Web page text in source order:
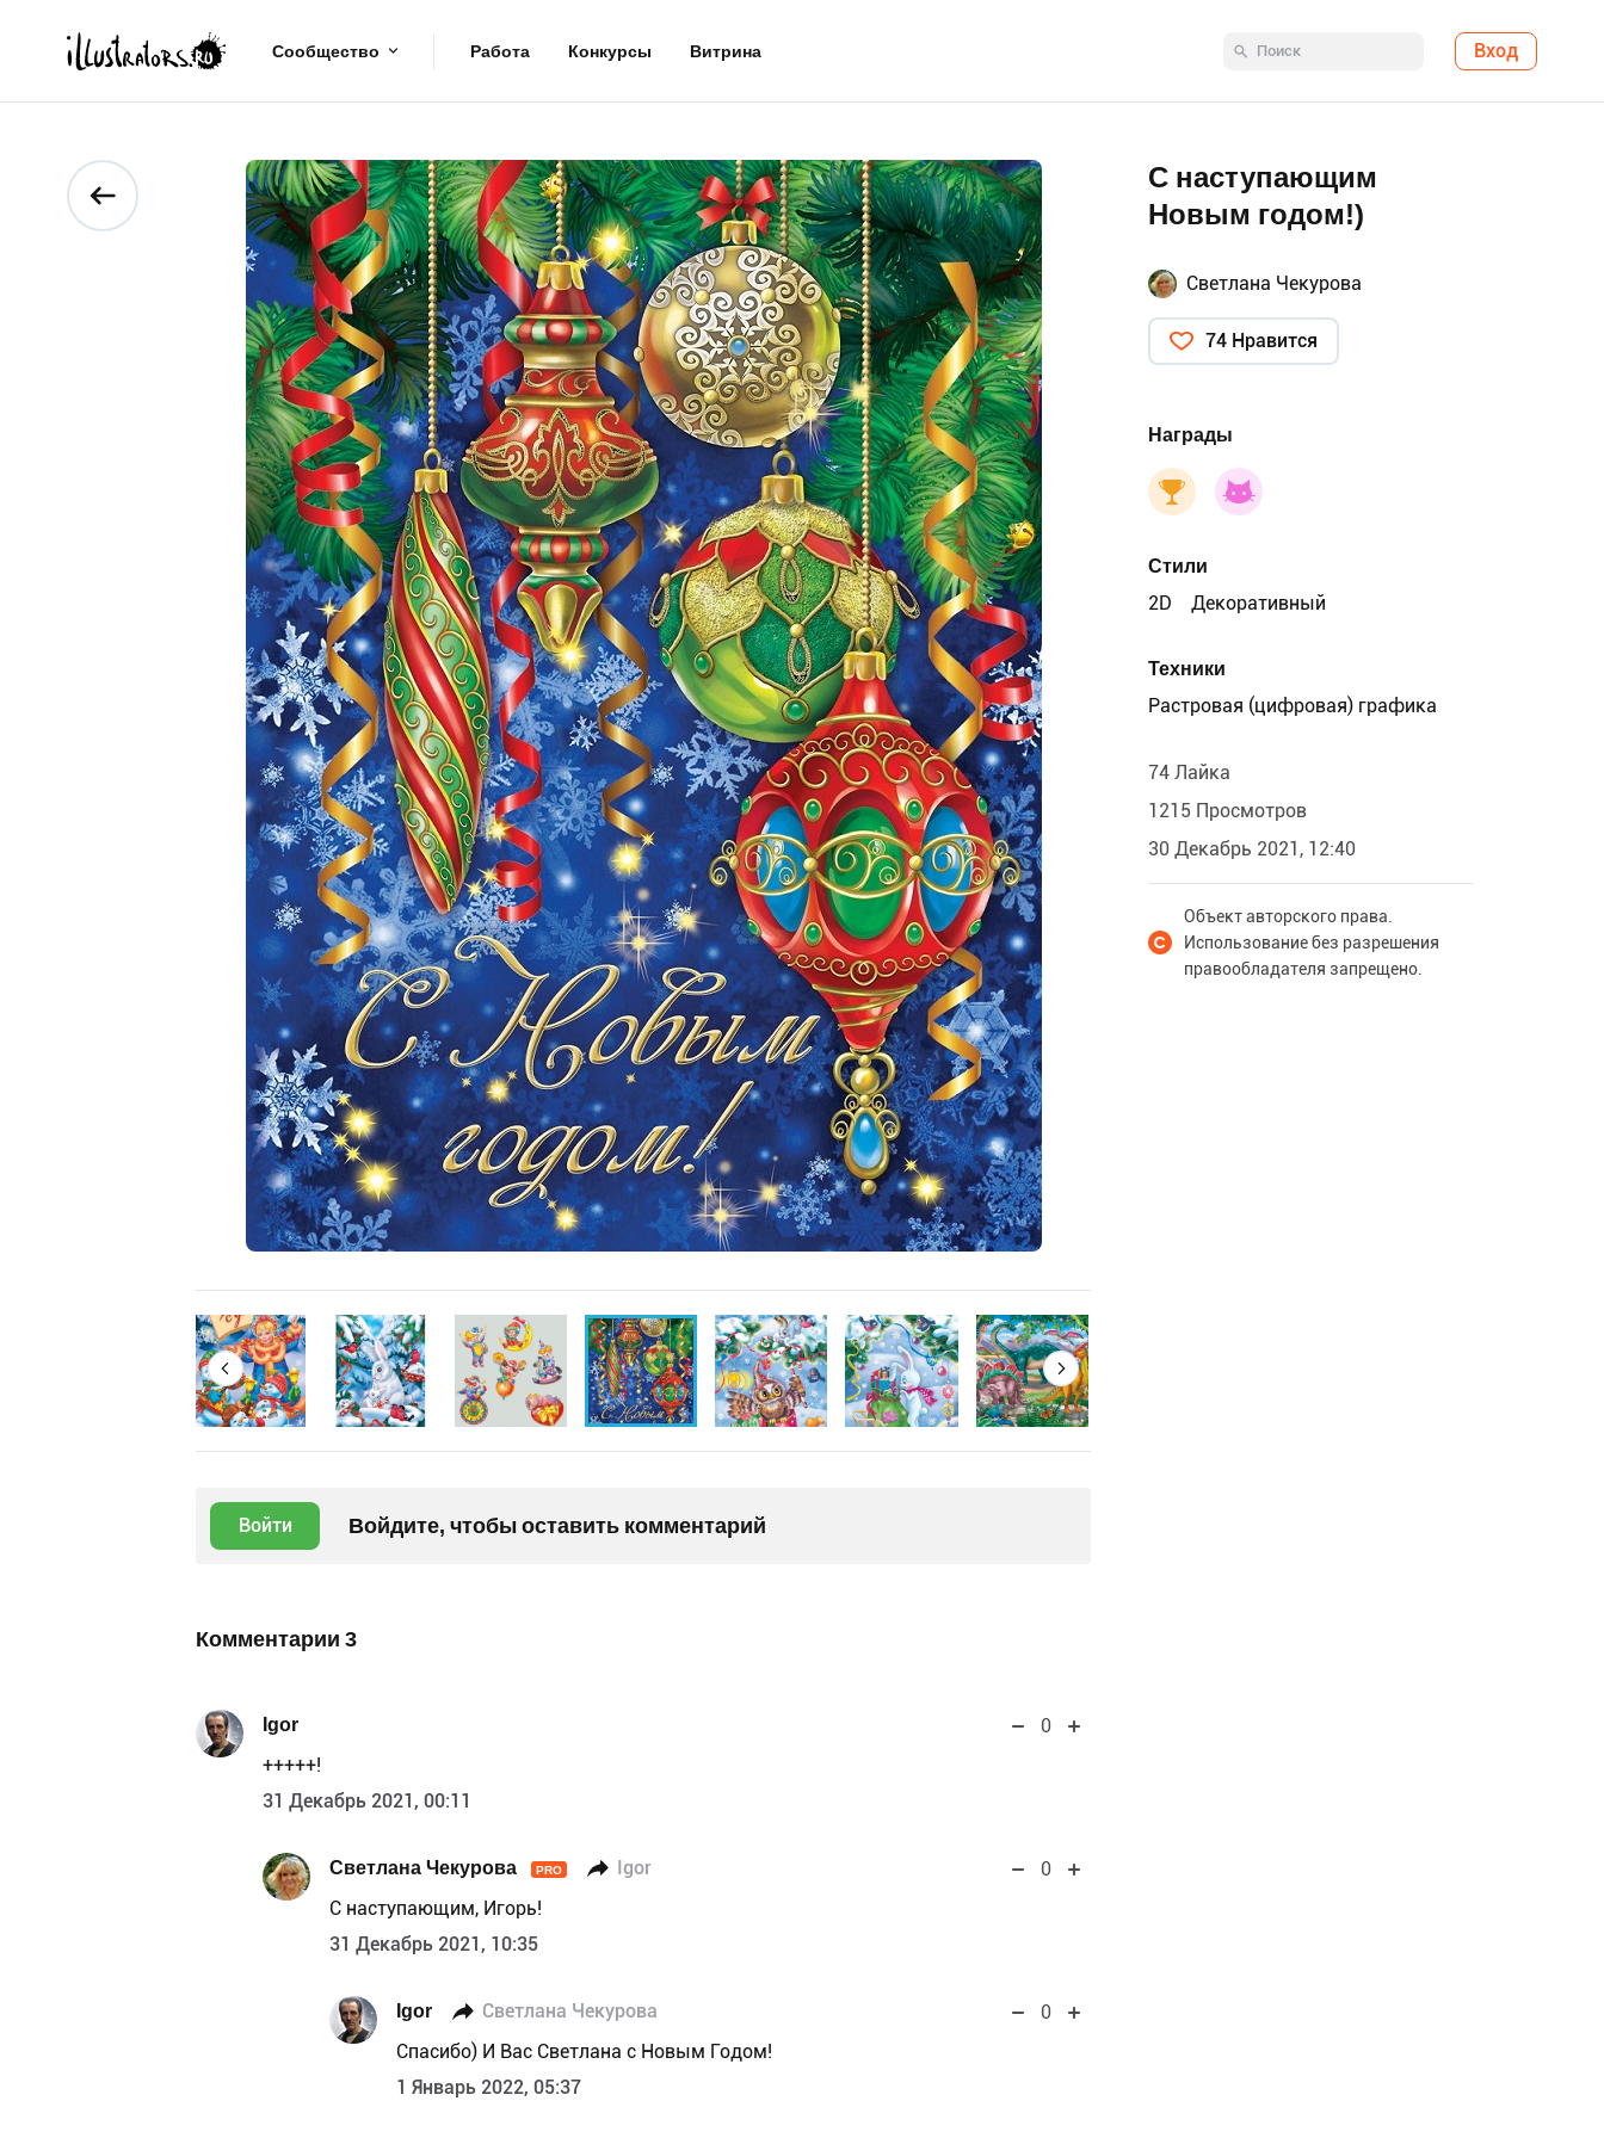
Сообщество Работа Конкурсы Витрина Вход
Войти Войдите, чтобы оставить комментарий
Комментарии 3
Igor
0
+++++!
31 Декабрь 2021, 00:11
Светлана Чекурова PRO Igor
0
С наступающим, Игорь!
31 Декабрь 2021, 10:35
Igor Светлана Чекурова
0
Спасибо) И Вас Светлана с Новым Годом!
1 Январь 2022, 05:37
С наступающим
Новым годом!)
Светлана Чекурова
74 Нравится
Награды
Стили
2D
Декоративный
Техники
Растровая (цифровая) графика
74 Лайка
1215 Просмотров
30 Декабрь 2021, 12:40
Объект авторского права.
Использование без разрешения
правообладателя запрещено.